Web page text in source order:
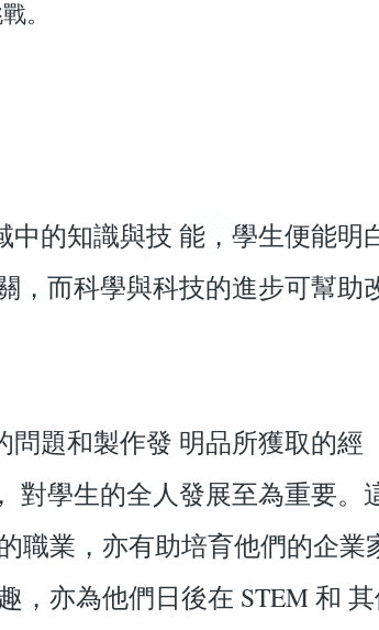
。
的知識與技 能，學生便能明
，而科學與科技的進步可幫助
題和製作發 明品所獲取的經
對學生的全人發展至為重要。
職業，亦有助培育他們的企業
，亦為他們日後在 STEM 和